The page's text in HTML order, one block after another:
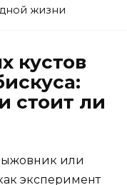
жизни
кустов
стоит ли
или
эксперимент